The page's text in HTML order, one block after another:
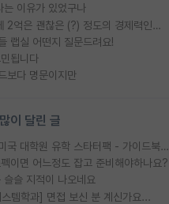
는 이유가 있었구나
박사진학하기에 2억은 괜찮은 (?) 정도의 경제력인가요
랩실 어떤지 질문드려요!
됩니다
보다 명문이지만
이 달린 글
[무료] 2026 미국 대학원 유학 스타터팩 - 가이드북 & 합격자 컨택메일 템플릿
이면 어느정도 잡고 준비해야하나요?
슬 지적이 나오네요
템학과] 면접 보신 분 계신가요...